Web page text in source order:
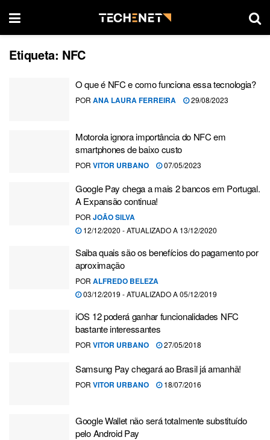
Etiqueta: NFC
O que é NFC e como funciona essa tecnologia?
POR ANA LAURA FERREIRA 29/08/2023
Motorola ignora importância do NFC em
smartphones de baixo custo
POR VITOR URBANO 07/05/2023
Google Pay chega a mais 2 bancos em Portugal.
A Expansão continua!
POR JOÃO SILVA
12/12/2020 - ATUALIZADO A 13/12/2020
Saiba quais são os benefícios do pagamento por
aproximação
POR ALFREDO BELEZA
03/12/2019 - ATUALIZADO A 05/12/2019
iOS 12 poderá ganhar funcionalidades NFC
bastante interessantes
POR VITOR URBANO 27/05/2018
Samsung Pay chegará ao Brasil já amanhã!
POR VITOR URBANO 18/07/2016
Google Wallet não será totalmente substituído
pelo Android Pay